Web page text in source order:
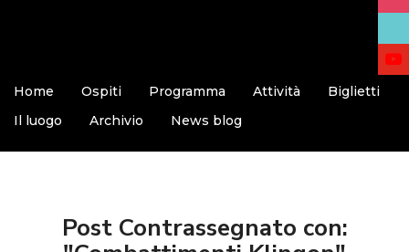
Home Ospiti Programma Attività
Biglietti
Il luogo
Archivio News blog
Post Contrassegnato con: